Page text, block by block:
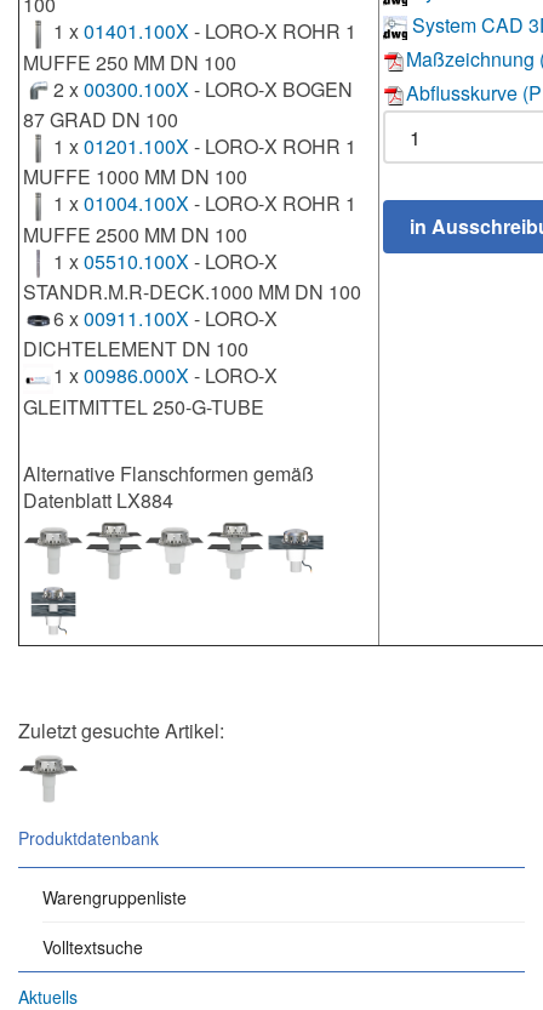
1 x01401.100X- LORO-X ROHR 1
MUFFE 250 MM DN 100
2 x00300.100X- LORO-X BOGEN
87 GRAD DN 100
1 x01201.100X- LORO-X ROHR 1
MUFFE 1000 MM DN 100
1 x01004.100X- LORO-X ROHR 1
MUFFE 2500 MM DN 100
1 x05510.100X - LORO-X
STANDR.M.R-DECK.1000 MM DN 100
6 x00911.100X- LORO-X
DICHTELEMENT DN 100
1 x00986.000X- LORO-X
GLEITMITTEL 250-G-TUBE
Alternative Flanschformen gemäß
Datenblatt LX884
System CAD
Maßzeichnung
Abflusskurve
Zuletzt gesuchte Artikel:
Produktdatenbank
Warengruppenliste
Volltextsuche
Aktuells